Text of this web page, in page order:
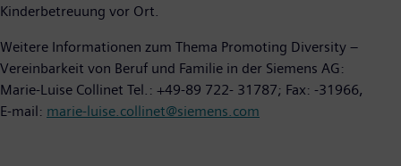
Kinderbetreuung vor Ort.
Weitere Informationen zum Thema Promoting Diversity –
Vereinbarkeit von Beruf und Familie in der Siemens AG:
Marie-Luise Collinet Tel.: +49-89 722- 31787; Fax: -31966,
E-mail: marie-luise.collinet@siemens.com